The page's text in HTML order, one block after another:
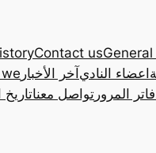
Contact us
آخر الأخبار اعضاء النادي
تاريختواصل معنا المرور